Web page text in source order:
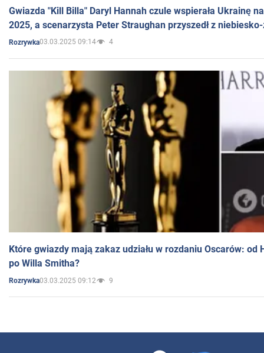
Gwiazda "Kill Billa" Daryl Hannah czule wspierała Ukrainę
2025, a scenarzysta Peter Straughan przyszedł z
Rozrywka03.03.2025 09:14 4
Które gwiazdy mają zakaz udziału w rozdaniu Oscarów: od
po Willa Smitha?
Rozrywka03.03.2025 09:12 9